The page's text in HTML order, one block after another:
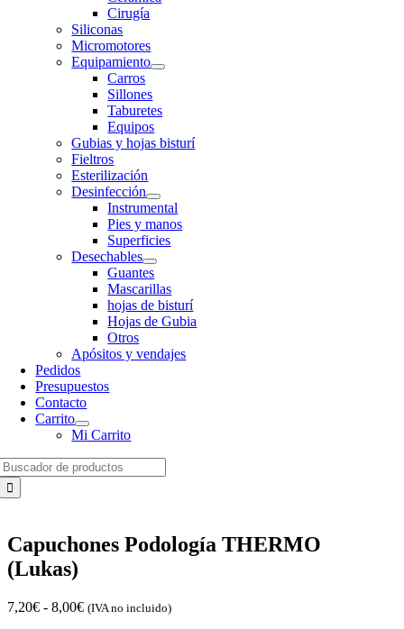
Cirugía
Siliconas
Micromotores
Equipamiento
Carros
Sillones
Taburetes
Equipos
Gubias y hojas bisturí
Fieltros
Esterilización
Desinfección
Instrumental
Pies y manos
Superficies
Desechables
Guantes
Mascarillas
hojas de bisturí
Hojas de Gubia
Otros
Apósitos y vendajes
Pedidos
Presupuestos
Contacto
Carrito
Mi Carrito
Capuchones Podología THERMO
(Lukas)
7,20€ - 8,00€Rango
(IVA no incluido)